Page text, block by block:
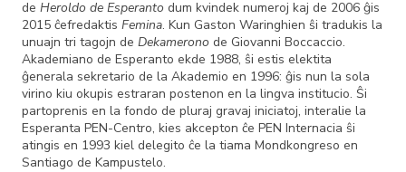
de Heroldo de Esperanto dum kvindek numeroj kaj de 2006 ĝis
2015 ĉefredaktis Femina. Kun Gaston Waringhien ŝi tradukis la
unuajn tri tagojn de Dekamerono de Giovanni Boccaccio.
Akademiano de Esperanto ekde 1988, ŝi estis elektita
ĝenerala sekretario de la Akademio en 1996: ĝis nun la sola
virino kiu okupis estraran postenon en la lingva institucio. Ŝi
partoprenis en la fondo de pluraj gravaj iniciatoj, interalie la
Esperanta PEN-Centro, kies akcepton ĉe PEN Internacia ŝi
atingis en 1993 kiel delegito ĉe la tiama Mondkongreso en
Santiago de Kampustelo.